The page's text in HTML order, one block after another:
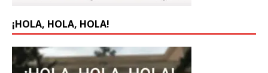
¡HOLA, HOLA, HOLA!